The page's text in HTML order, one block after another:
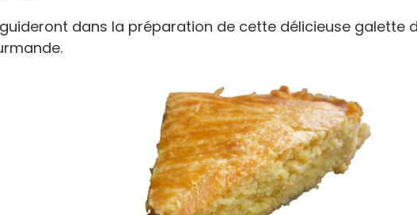
dans la préparation de cette délicieuse galette